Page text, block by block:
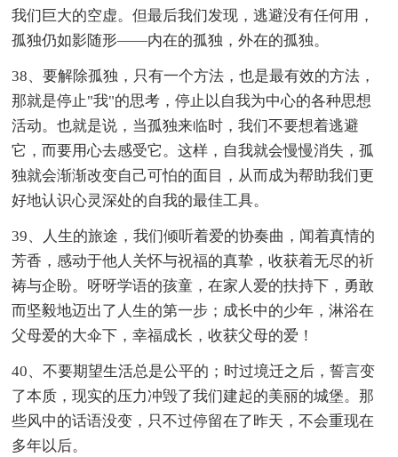
我们巨大的空虚。但最后我们发现，逃避没有任何用，
孤独仍如影随形——内在的孤独，外在的孤独。
38、要解除孤独，只有一个方法，也是最有效的方法，
那就是停止"我"的思考，停止以自我为中心的各种思想
活动。也就是说，当孤独来临时，我们不要想着逃避
它，而要用心去感受它。这样，自我就会慢慢消失，孤
独就会渐渐改变自己可怕的面目，从而成为帮助我们更
好地认识心灵深处的自我的最佳工具。
39、人生的旅途，我们倾听着爱的协奏曲，闻着真情的
芳香，感动于他人关怀与祝福的真挚，收获着无尽的祈
祷与企盼。呀呀学语的孩童，在家人爱的扶持下，勇敢
而坚毅地迈出了人生的第一步；成长中的少年，淋浴在
父母爱的大伞下，幸福成长，收获父母的爱！
40、不要期望生活总是公平的；时过境迁之后，誓言变
了本质，现实的压力冲毁了我们建起的美丽的城堡。那
些风中的话语没变，只不过停留在了昨天，不会重现在
多年以后。